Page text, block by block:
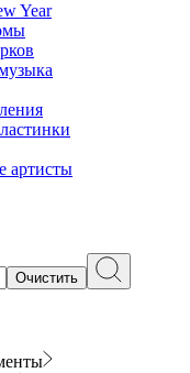
Year
артисты
Очистить